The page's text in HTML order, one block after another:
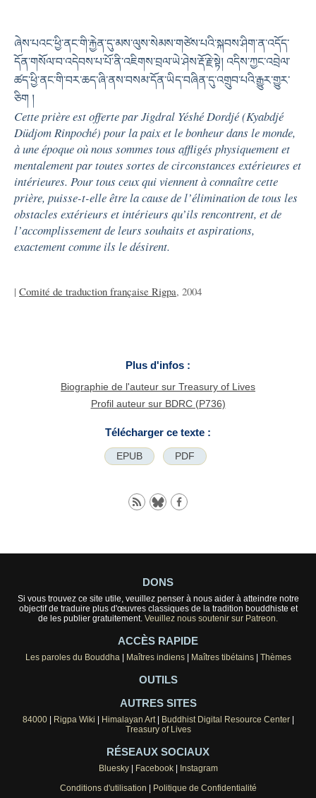
ཞེས་པའང་ཕྱི་ནང་གི་རྐྱེན་དུ་མས་ལུས་སེམས་གཙེས་པའི་སྐབས་ཤིག་ན་འདོད་
དོན་གསོལ་བ་འདེབས་པ་པོ་ནི་འཇིགས་བྲལ་ཡེ་ཤེས་རྡོ་རྗེ་སྟེ། འདིས་ཀྱང་འབྲེལ་
ཚད་ཕྱི་ནང་གི་བར་ཆད་ཞི་ནས་བསམ་དོན་ཡིད་བཞིན་དུ་འགྲུབ་པའི་རྒྱུར་གྱུར་
ཅིག །
Cette prière est offerte par Jigdral Yéshé Dordjé (Kyabdjé
Düdjom Rinpoché) pour la paix et le bonheur dans le monde,
à une époque où nous sommes tous affligés physiquement et
mentalement par toutes sortes de circonstances extérieures et
intérieures. Pour tous ceux qui viennent à connaître cette
prière, puisse-t-elle être la cause de l’élimination de tous les
obstacles extérieurs et intérieurs qu’ils rencontrent, et de
l’accomplissement de leurs souhaits et aspirations,
exactement comme ils le désirent.
| Comité de traduction française Rigpa, 2004
Plus d'infos :
Biographie de l'auteur sur Treasury of Lives
Profil auteur sur BDRC (P736)
Télécharger ce texte :
EPUB PDF
DONS
Si vous trouvez ce site utile, veuillez penser à nous aider à atteindre notre
objectif de traduire plus d'œuvres classiques de la tradition bouddhiste et
de les publier gratuitement. Veuillez nous soutenir sur Patreon.
ACCÈS RAPIDE
Les paroles du Bouddha| Maîtres indiens| Maîtres tibétains| Thèmes
OUTILS
AUTRES SITES
84000| Rigpa Wiki Himalayan Art| Buddhist Digital Resource Center|
Treasury of Lives
RÉSEAUX SOCIAUX
Bluesky| Facebook|
Instagram
Conditions d'utilisation
Politique de Confidentialité